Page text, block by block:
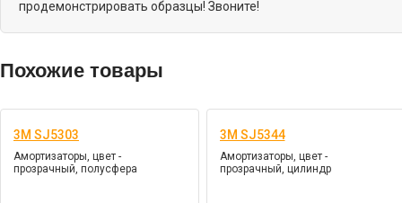
продемонстрировать образцы! Звоните!
Похожие товары
3M SJ5303
Амортизаторы, цвет -
прозрачный, полусфера
3M SJ5344
Амортизаторы, цвет -
прозрачный, цилиндр